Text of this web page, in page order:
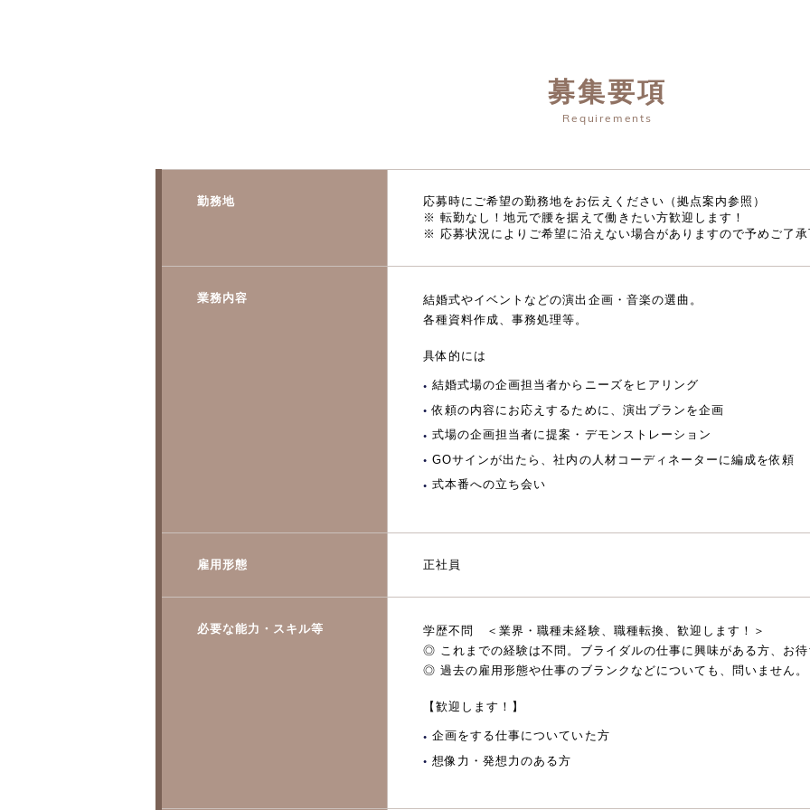
募集要項
勤務地
応募時にご希望の勤務地をお伝えください（拠点案内参照）
※ 転勤なし！地元で腰を据えて働きたい方歓迎します！
※ 応募状況によりご希望に沿えない場合がありますので予めご了
業務内容
結婚式やイベントなどの演出企画・音楽の選曲。
各種資料作成、事務処理等。
具体的には
結婚式場の企画担当者からニーズをヒアリング
依頼の内容にお応えするために、演出プランを企画
式場の企画担当者に提案・デモンストレーション
GOサインが出たら、社内の人材コーディネーターに編成を依頼
式本番への立ち会い
雇用形態 正社員
必要な能力・スキル等
学歴不問 ＜業界・職種未経験、職種転換、歓迎します！＞
◎ これまでの経験は不問。ブライダルの仕事に興味がある方、お
◎ 過去の雇用形態や仕事のブランクなどについても、問いません。
【歓迎します！】
企画をする仕事についていた方
想像力・発想力のある方